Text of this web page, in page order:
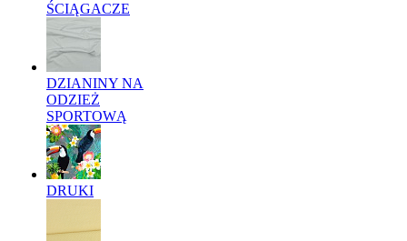
ŚCIĄGACZE
DZIANINY NA
ODZIEŻ
SPORTOWĄ
DRUKI